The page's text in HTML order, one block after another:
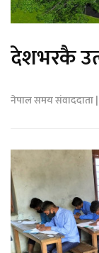
देशभरकै
नेपाल समय संवाददाता